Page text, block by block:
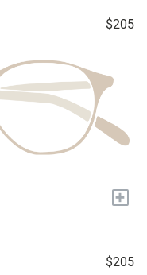
$205
+
$205